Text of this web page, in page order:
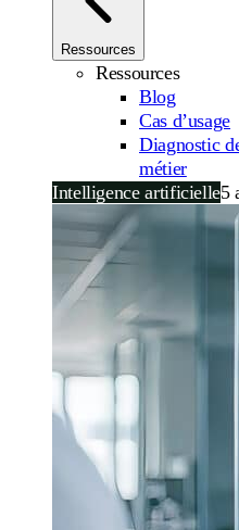
Ressources
Ressources
Blog
Cas d’usage
Diagnostic
métier
Intelligence artificielle5